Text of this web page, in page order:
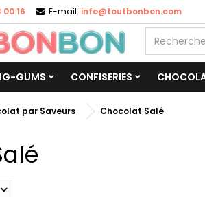
00 16 E-mail: info@toutbonbon.com
GUMS CONFISERIES
par Saveurs Chocolat Salé